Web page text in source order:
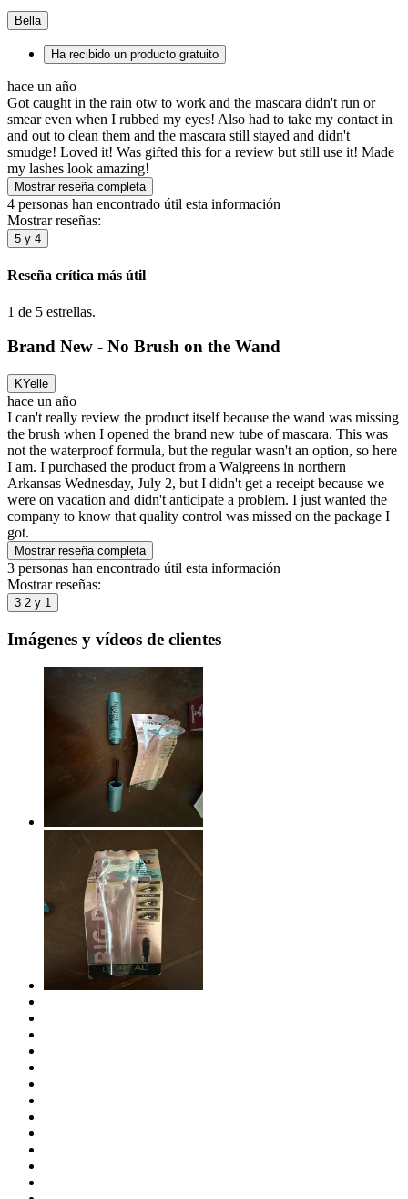
Bella
Ha recibido un producto gratuito
hace un año
Got caught in the rain otw to work and the mascara didn't run or
smear even when I rubbed my eyes! Also had to take my contact in
and out to clean them and the mascara still stayed and didn't
smudge! Loved it! Was gifted this for a review but still use it! Made
my lashes look amazing!
Mostrar reseña completa
4 personas han encontrado útil esta información
Mostrar reseñas:
5 y 4
Reseña crítica más útil
1 de 5 estrellas.
Brand New - No Brush on the Wand
KYelle
hace un año
I can't really review the product itself because the wand was missing
the brush when I opened the brand new tube of mascara. This was
not the waterproof formula, but the regular wasn't an option, so here
I am. I purchased the product from a Walgreens in northern
Arkansas Wednesday, July 2, but I didn't get a receipt because we
were on vacation and didn't anticipate a problem. I just wanted the
company to know that quality control was missed on the package I
got.
Mostrar reseña completa
3 personas han encontrado útil esta información
Mostrar reseñas:
3 2 y 1
Imágenes y vídeos de clientes